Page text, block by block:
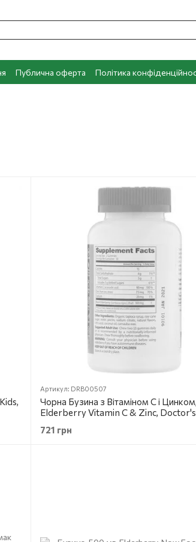
Публична оферта Політика
Артикул: DRB00507
Чорна Бузина з Вітаміном С і Цинком,
Elderberry Vitamin C & Zinc,
721 грн